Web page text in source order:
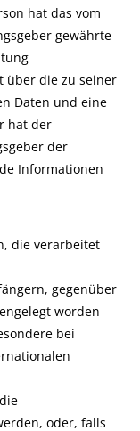
hat das vom
gewährte
über die zu seiner
Daten und eine
hat der
der
Informationen
die verarbeitet
gegenüber
worden
bei
oder, falls